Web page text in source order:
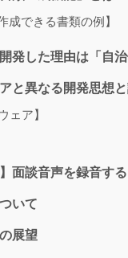
成できる書類の例】
発した理由は「自治
と異なる開発思想
ェア】
】面談音声を録音す
いて
展望